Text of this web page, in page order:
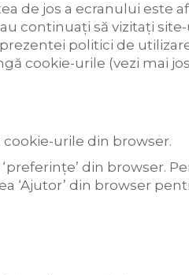
de jos a ecranului este
continuați să vizitați
politici de
cookie-urile (vezi mai
urile din browser.
din browser.
‘Ajutor’ din browser